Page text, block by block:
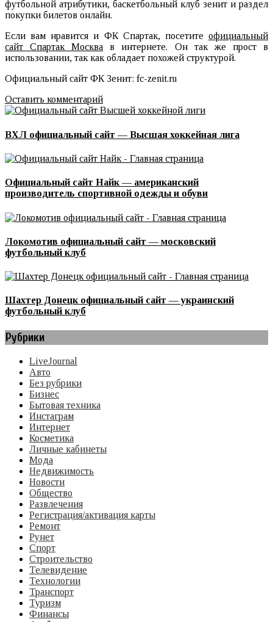
футбольной атрибутики, баскетбольный клуб зенит и раздел
покупки билетов онлайн.
Если вам нравится и ФК Спартак, посетите официальный
сайт Спартак Москва в интернете. Он так же прост в
использовании, так как обладает похожей структурой.
Официальный сайт ФК Зенит: fc-zenit.ru
Оставить комментарий
ВХЛ официальный сайт — Высшая хоккейная лига
Официальный сайт Найк — американский
производитель спортивной одежды и обуви
Локомотив официальный сайт — московский
футбольный клуб
Шахтер Донецк официальный сайт — украинский
футбольный клуб
Рубрики
LiveJournal
Авто
Без рубрики
Бизнес
Бытовая техника
Инстаграм
Интернет
Косметика
Личные кабинеты
Мода
Недвижимость
Новости
Общество
Развлечения
Регистрация/активация карты
Ремонт
Рунет
Спорт
Строительство
Телевидение
Технологии
Транспорт
Туризм
Финансы